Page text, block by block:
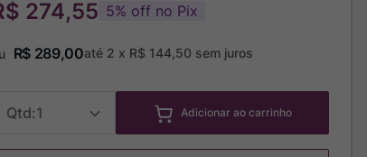
274,55 5% off no Pix
R$ 289,00até 2 x R$ 144,50 sem juros
1 Adicionar ao carrinho